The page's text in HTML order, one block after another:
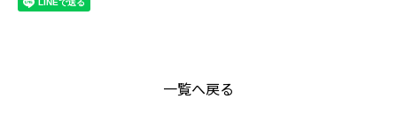
一覧へ戻る